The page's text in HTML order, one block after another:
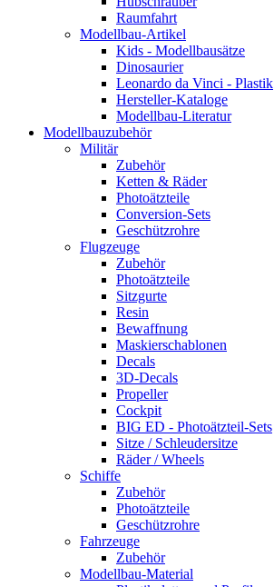
Raumfahrt
Modellbau-Artikel
Kids - Modellbausätze
Dinosaurier
Leonardo da Vinci - Plastik
Hersteller-Kataloge
Modellbau-Literatur
Modellbauzubehör
Militär
Zubehör
Ketten & Räder
Photoätzteile
Conversion-Sets
Geschützrohre
Flugzeuge
Zubehör
Photoätzteile
Sitzgurte
Resin
Bewaffnung
Maskierschablonen
Decals
3D-Decals
Propeller
Cockpit
BIG ED - Photoätzteil-Sets
Sitze / Schleudersitze
Räder / Wheels
Schiffe
Zubehör
Photoätzteile
Geschützrohre
Fahrzeuge
Zubehör
Modellbau-Material